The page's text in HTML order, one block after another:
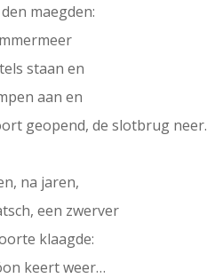
maegden:
staan en
aan en
geopend, de slotbrug neer.
na jaren,
een zwerver
klaagde:
keert weer…